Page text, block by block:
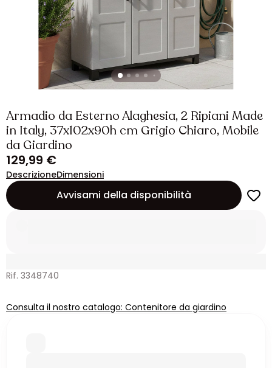
Armadio da Esterno Alaghesia, 2 Ripiani Made
in Italy, 37x102x90h cm Grigio Chiaro, Mobile
da Giardino
129,99 €
DescrizioneDimensioni
Avvisami della disponibilità
Rif. 3348740
Consulta il nostro catalogo: Contenitore da giardino